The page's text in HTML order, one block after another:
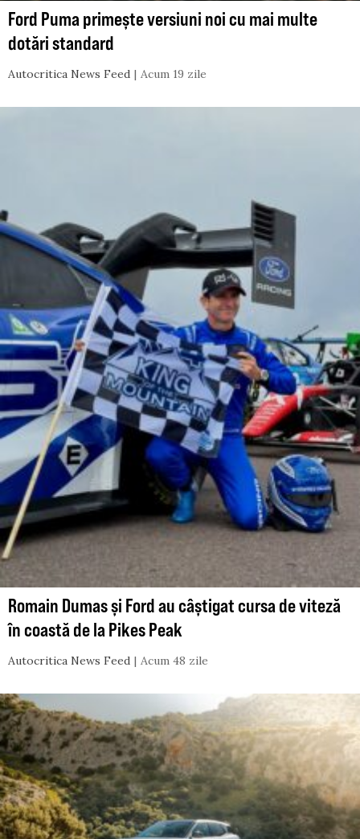
Ford Puma primește versiuni noi cu mai multe
dotări standard
Autocritica News Feed Acum 19 zile
Romain Dumas și Ford au câștigat cursa de viteză
în coastă de la Pikes Peak
Autocritica News Feed Acum 48 zile